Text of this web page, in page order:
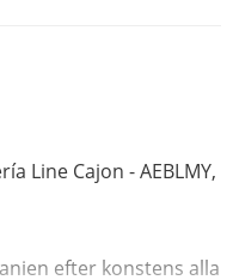
Line Cajon - AEBLMY,
efter konstens alla